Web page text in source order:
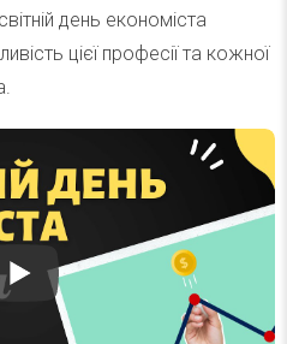
день економіста
цієї професії та кожної